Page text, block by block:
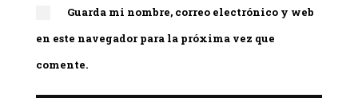
Guarda mi nombre, correo electrónico y web
en este navegador para la próxima vez que
comente.